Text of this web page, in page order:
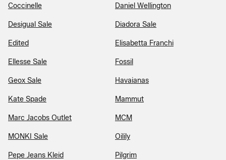
Coccinelle Daniel Wellington
Desigual Sale Diadora Sale
Edited Elisabetta Franchi
Ellesse Sale Fossil
Geox Sale Havaianas
Kate Spade Mammut
Marc Jacobs Outlet MCM
MONKI Sale Oilily
Pepe Jeans Kleid Pilgrim